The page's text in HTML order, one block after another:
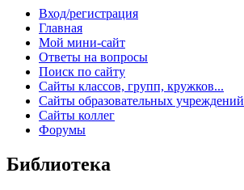
Вход/регистрация
Главная
Мой мини-сайт
Ответы на вопросы
Поиск по сайту
Сайты классов, групп, кружков...
Сайты образовательных учреждений
Сайты коллег
Форумы
Библиотека